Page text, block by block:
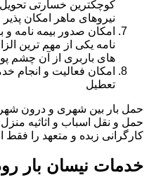
کوچکترین خسارتی تحویل
نیروهای ماهر امکان
امکان صدور بیمه نامه و
نامه یکی از مهم ترین
های باربری از آن چشم
تعطیل
حمل بار بین شهری و درون
حمل و نقل اسباب و اثاثیه
کارگرانی زبده و متعهد را فقط
خدمات نیسان بار